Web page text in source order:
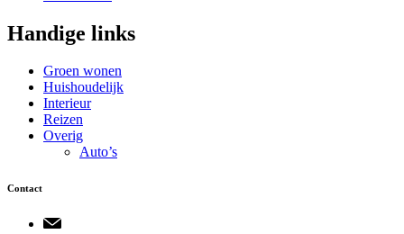
Handige links
Groen wonen
Huishoudelijk
Interieur
Reizen
Overig
Auto’s
Contact